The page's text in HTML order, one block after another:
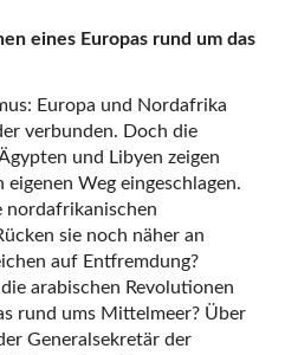
eines Europas rund um das
Europa und Nordafrika
verbunden. Doch die
und Libyen zeigen
Weg eingeschlagen.
sie noch näher an
auf Entfremdung?
arabischen Revolutionen
rund ums Mittelmeer? Über
Generalsekretär der